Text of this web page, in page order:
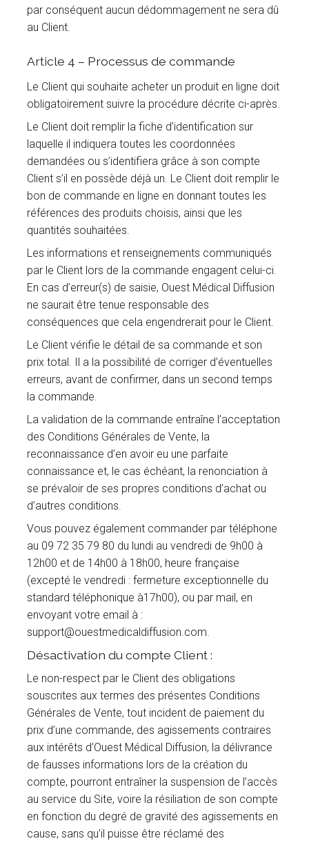
par conséquent aucun dédommagement ne sera dû
au Client.
Article 4 – Processus de commande
Le Client qui souhaite acheter un produit en ligne doit
obligatoirement suivre la procédure décrite ci-après.
Le Client doit remplir la fiche d’identification sur
laquelle il indiquera toutes les coordonnées
demandées ou s’identifiera grâce à son compte
Client s’il en possède déjà un. Le Client doit remplir le
bon de commande en ligne en donnant toutes les
références des produits choisis, ainsi que les
quantités souhaitées.
Les informations et renseignements communiqués
par le Client lors de la commande engagent celui-ci.
En cas d’erreur(s) de saisie, Ouest Médical Diffusion
ne saurait être tenue responsable des
conséquences que cela engendrerait pour le Client.
Le Client vérifie le détail de sa commande et son
prix total. Il a la possibilité de corriger d’éventuelles
erreurs, avant de confirmer, dans un second temps
la commande.
La validation de la commande entraîne l’acceptation
des Conditions Générales de Vente, la
reconnaissance d’en avoir eu une parfaite
connaissance et, le cas échéant, la renonciation à
se prévaloir de ses propres conditions d’achat ou
d’autres conditions.
Vous pouvez également commander par téléphone
au 09 72 35 79 80 du lundi au vendredi de 9h00 à
12h00 et de 14h00 à 18h00, heure française
(excepté le vendredi : fermeture exceptionnelle du
standard téléphonique à17h00), ou par mail, en
envoyant votre email à :
support@ouestmedicaldiffusion.com.
Désactivation du compte Client :
Le non-respect par le Client des obligations
souscrites aux termes des présentes Conditions
Générales de Vente, tout incident de paiement du
prix d’une commande, des agissements contraires
aux intérêts d’Ouest Médical Diffusion, la délivrance
de fausses informations lors de la création du
compte, pourront entraîner la suspension de l’accès
au service du Site, voire la résiliation de son compte
en fonction du degré de gravité des agissements en
cause, sans qu’il puisse être réclamé des